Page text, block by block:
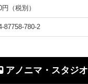
（税別）
87758-780-2
アノニマ・スタジオ